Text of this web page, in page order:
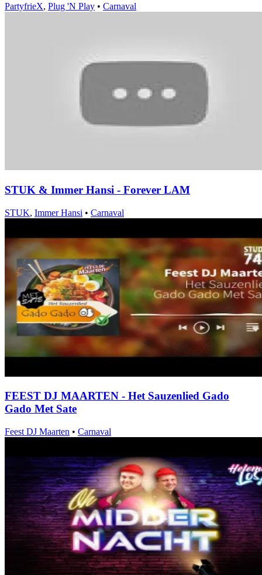
PartyfrieX, Plug 'N Play • Carnaval
STUK & Immer Hansi - Forever LAM
STUK, Immer Hansi • Carnaval
FEEST DJ MAARTEN - Het Sauzenlied Gado
Gado Met Sate
Feest DJ Maarten • Carnaval